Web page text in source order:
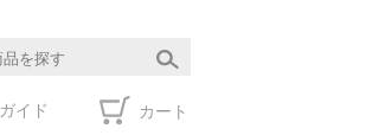
ガイド カート